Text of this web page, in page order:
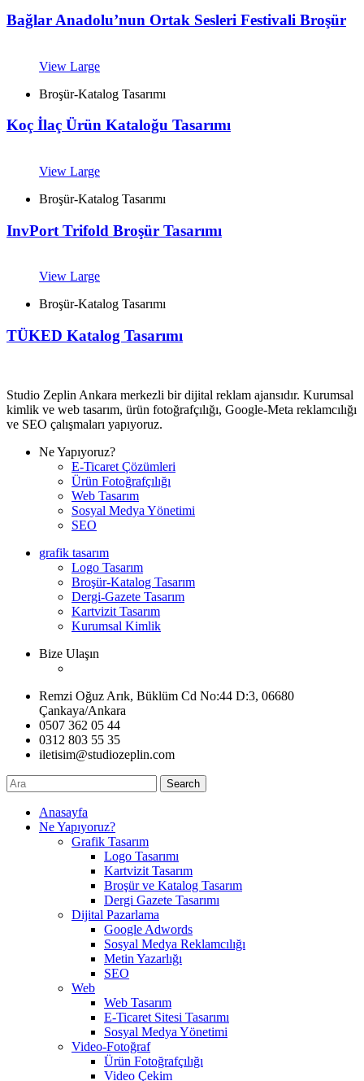
Bağlar Anadolu’nun Ortak Sesleri Festivali Broşür
View Large
Broşür-Katalog Tasarımı
Koç İlaç Ürün Kataloğu Tasarımı
View Large
Broşür-Katalog Tasarımı
InvPort Trifold Broşür Tasarımı
View Large
Broşür-Katalog Tasarımı
TÜKED Katalog Tasarımı
Studio Zeplin Ankara merkezli bir dijital reklam ajansıdır. Kurumsal
kimlik ve web tasarım, ürün fotoğrafçılığı, Google-Meta reklamcılığı
ve SEO çalışmaları yapıyoruz.
Ne Yapıyoruz?
E-Ticaret Çözümleri
Ürün Fotoğrafçılığı
Web Tasarım
Sosyal Medya Yönetimi
SEO
grafik tasarım
Logo Tasarım
Broşür-Katalog Tasarım
Dergi-Gazete Tasarım
Kartvizit Tasarım
Kurumsal Kimlik
Bize Ulaşın
Remzi Oğuz Arık, Büklüm Cd No:44 D:3, 06680
Çankaya/Ankara
0507 362 05 44
0312 803 55 35
iletisim@studiozeplin.com
Search
Anasayfa
Ne Yapıyoruz?
Grafik Tasarım
Logo Tasarımı
Kartvizit Tasarım
Broşür ve Katalog Tasarım
Dergi Gazete Tasarımı
Dijital Pazarlama
Google Adwords
Sosyal Medya Reklamcılığı
Metin Yazarlığı
SEO
Web
Web Tasarım
E-Ticaret Sitesi Tasarımı
Sosyal Medya Yönetimi
Video-Fotoğraf
Ürün Fotoğrafçılığı
Video Çekim